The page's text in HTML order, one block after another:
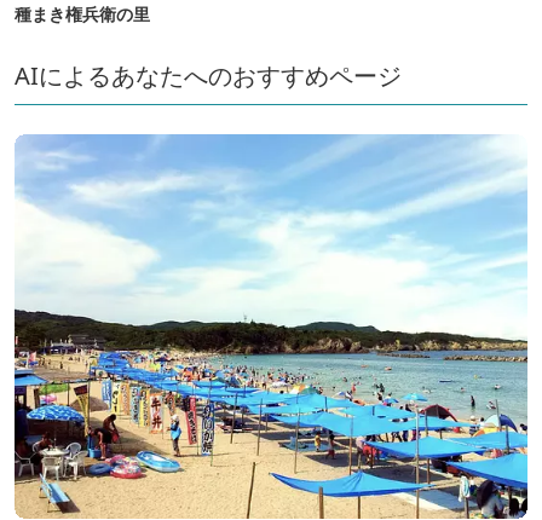
種まき権兵衛の里
AIによるあなたへのおすすめページ